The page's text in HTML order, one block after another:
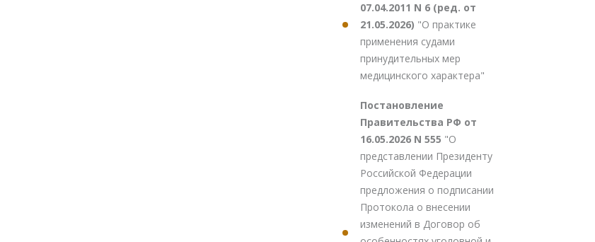
07.04.2011 N 6 (ред. от
21.05.2026) "О практике
применения судами
принудительных мер
медицинского характера"
Постановление
Правительства РФ от
16.05.2026 N 555 "О
представлении Президенту
Российской Федерации
предложения о подписании
Протокола о внесении
изменений в Договор об